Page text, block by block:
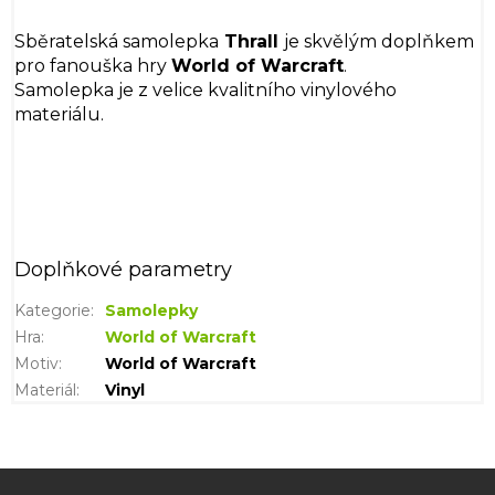
Sběratelská samolepka Thrall je skvělým doplňkem
pro fanouška hry World of Warcraft.
Samolepka je z velice kvalitního vinylového
materiálu.
Doplňkové parametry
Kategorie:
Samolepky
Hra:
World of Warcraft
Motiv:
World of Warcraft
Materiál: Vinyl